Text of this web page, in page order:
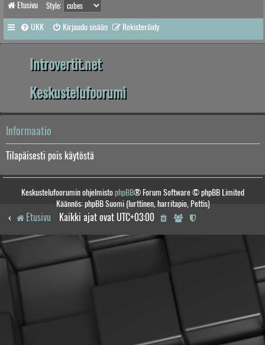
Etusivu Style:
UKK Kirjaudu sisään Rekisteröidy
Introvertit.net
Keskustelufoorumi
Informaatio
Tilapäisesti pois käytöstä
Keskustelufoorumin ohjelmistophpBB® Forum Software © phpBB Limited
Käännös: phpBB Suomi (lurttinen, harritapio, Pettis)
Etusivu Kaikki ajat ovat UTC+03:00